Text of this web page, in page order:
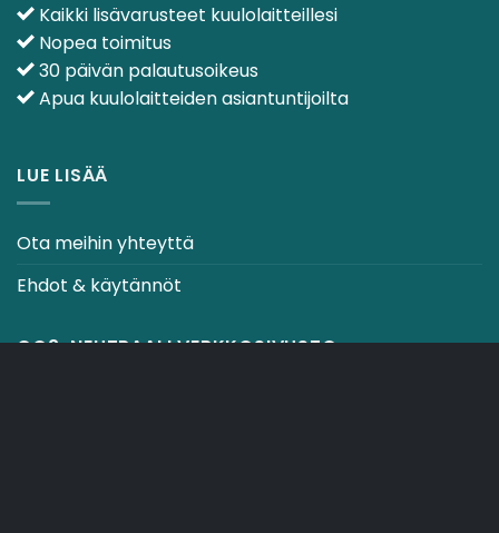
Kaikki lisävarusteet kuulolaitteillesi
Nopea toimitus
30 päivän palautusoikeus
Apua kuulolaitteiden asiantuntijoilta
LUE LISÄÄ
Ota meihin yhteyttä
Ehdot & käytännöt
CO2-NEUTRAALI VERKKOSIVUSTO